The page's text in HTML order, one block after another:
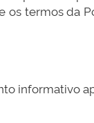
termos da
informativo